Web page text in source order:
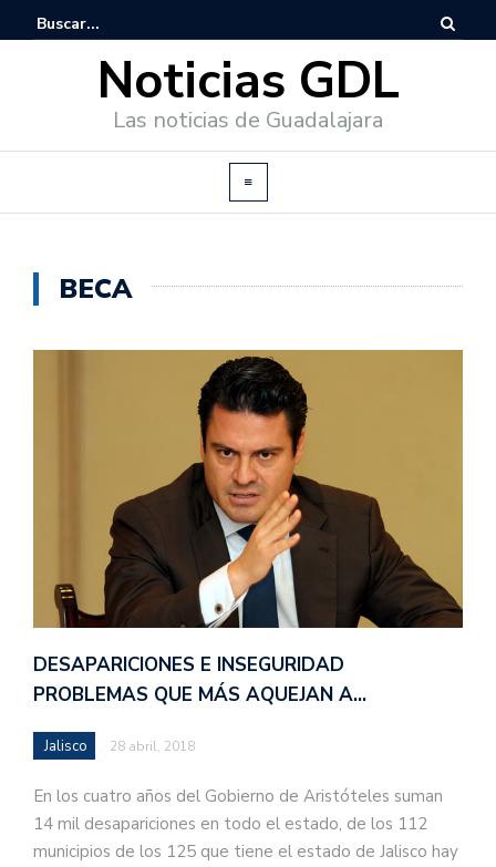
Noticias GDL
Las noticias de Guadalajara
BECA
DESAPARICIONES E INSEGURIDAD
PROBLEMAS QUE MÁS AQUEJAN A…
Jalisco 28 abril, 2018
En los cuatro años del Gobierno de Aristóteles suman
14 mil desapariciones en todo el estado, de los 112
municipios de los 125 que tiene el estado de Jalisco hay